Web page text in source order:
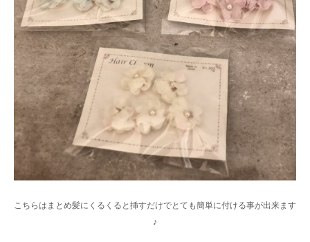
こちらはまとめ髪にくるくると挿すだけでとても簡単に付ける事が出来ます
♪